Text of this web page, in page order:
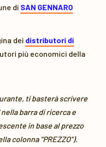
di SAN GENNARO
dei distributori di
più economici della
ti basterà scrivere
nella barra di ricerca e
in base al prezzo
colonna "PREZZO").